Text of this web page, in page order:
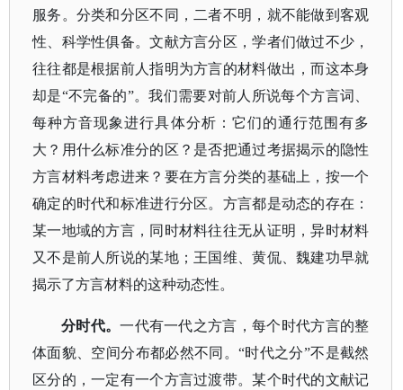
服务。分类和分区不同，二者不明，就不能做到客观
性、科学性俱备。文献方言分区，学者们做过不少，
往往都是根据前人指明为方言的材料做出，而这本身
却是“不完备的”。我们需要对前人所说每个方言词、
每种方音现象进行具体分析：它们的通行范围有多
大？用什么标准分的区？是否把通过考据揭示的隐性
方言材料考虑进来？要在方言分类的基础上，按一个
确定的时代和标准进行分区。方言都是动态的存在：
某一地域的方言，同时材料往往无从证明，异时材料
又不是前人所说的某地；王国维、黄侃、魏建功早就
揭示了方言材料的这种动态性。
分时代。一代有一代之方言，每个时代方言的整
体面貌、空间分布都必然不同。“时代之分”不是截然
区分的，一定有一个方言过渡带。某个时代的文献记